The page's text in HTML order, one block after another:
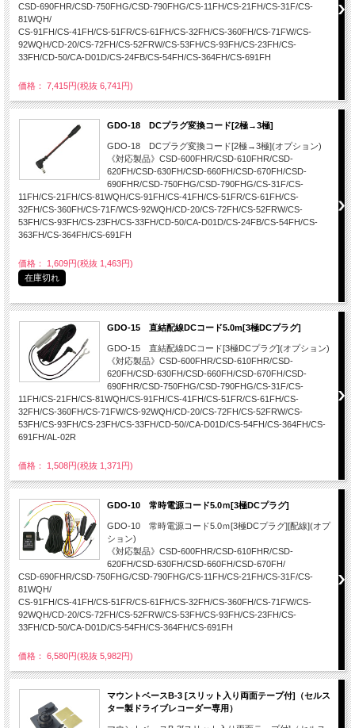
CSD-690FHR/CSD-750FHG/CSD-790FHG/CS-11FH/CS-21FH/CS-31F/CS-
81WQH/
CS-91FH/CS-41FH/CS-51FR/CS-61FH/CS-32FH/CS-360FH/CS-71FW/CS-
92WQH/CD-20/CS-72FH/CS-52FRW/CS-53FH/CS-93FH/CS-23FH/CS-
33FH/CD-50/CA-D01D/CS-24FB/CS-54FH/CS-364FH/CS-691FH
価格： 7,415円(税抜 6,741円)
GDO-18 DCプラグ変換コード[2極→3極]
GDO-18 DCプラグ変換コード[2極→3極](オプション)
《対応製品》CSD-600FHR/CSD-610FHR/CSD-
620FH/CSD-630FH/CSD-660FH/CSD-670FH/CSD-
690FHR/CSD-750FHG/CSD-790FHG/CS-31F/CS-
11FH/CS-21FH/CS-81WQH/CS-91FH/CS-41FH/CS-51FR/CS-61FH/CS-
32FH/CS-360FH/CS-71F/WCS-92WQH/CD-20/CS-72FH/CS-52FRW/CS-
53FH/CS-93FH/CS-23FH/CS-33FH/CD-50/CA-D01D/CS-24FB/CS-54FH/CS-
363FH/CS-364FH/CS-691FH
価格： 1,609円(税抜 1,463円)
在庫切れ
GDO-15 直結配線DCコード5.0m[3極DCプラグ]
GDO-15 直結配線DCコード[3極DCプラグ](オプション)
《対応製品》CSD-600FHR/CSD-610FHR/CSD-
620FH/CSD-630FH/CSD-660FH/CSD-670FH/CSD-
690FHR/CSD-750FHG/CSD-790FHG/CS-31F/CS-
11FH/CS-21FH/CS-81WQH/CS-91FH/CS-41FH/CS-51FR/CS-61FH/CS-
32FH/CS-360FH/CS-71FW/CS-92WQH/CD-20/CS-72FH/CS-52FRW/CS-
53FH/CS-93FH/CS-23FH/CS-33FH/CD-50//CA-D01D/CS-54FH/CS-364FH/CS-
691FH/AL-02R
価格： 1,508円(税抜 1,371円)
GDO-10 常時電源コード5.0ｍ[3極DCプラグ]
GDO-10 常時電源コード5.0ｍ[3極DCプラグ][配線](オプ
ション)
《対応製品》CSD-600FHR/CSD-610FHR/CSD-
620FH/CSD-630FH/CSD-660FH/CSD-670FH/
CSD-690FHR/CSD-750FHG/CSD-790FHG/CS-11FH/CS-21FH/CS-31F/CS-
81WQH/
CS-91FH/CS-41FH/CS-51FR/CS-61FH/CS-32FH/CS-360FH/CS-71FW/CS-
92WQH/CD-20/CS-72FH/CS-52FRW/CS-53FH/CS-93FH/CS-23FH/CS-
33FH/CD-50/CA-D01D/CS-54FH/CS-364FH/CS-691FH
価格： 6,580円(税抜 5,982円)
マウントベースB-3 [スリット入り両面テープ付]（セルス
ター製ドライブレコーダー専用）